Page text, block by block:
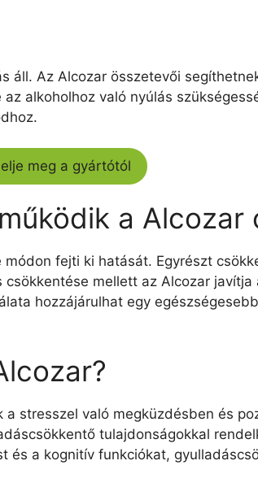
áll. Az Alcozar összetevői
alkoholhoz való nyúlás
meg a gyártótól
a Alcozar
fejti ki hatását. Egyrészt
mellett az Alcozar
hozzájárulhat egy
a stresszel való megküzdésben és
tulajdonságokkal
és a kognitív funkciókat,